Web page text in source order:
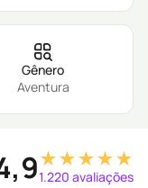
Gênero
Aventura
★★★★★
1.220 avaliações